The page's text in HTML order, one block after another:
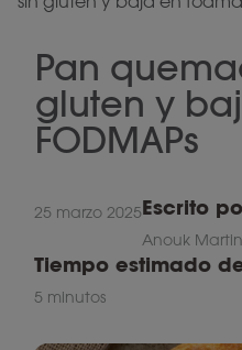
Pan
gluten y
FODMAPs
25 marzo 2025Escrito
Anouk
Tiempo estimado
5 minutos